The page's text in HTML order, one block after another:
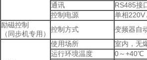
通讯
RS485接
控制电源
单相220V
励磁控制
（同步机专用）
控制方式 变频器自
使用场所
室内，无
运行环境温度
0～+40℃